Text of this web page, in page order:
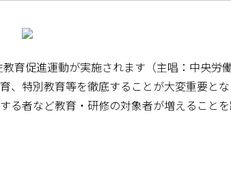
促進運動が実施されます（主唱：中央労
特別教育等を徹底することが大変重要とな
者など教育・研修の対象者が増えること